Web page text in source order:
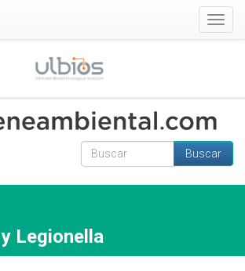
Formulario de
Buscar
Legionella